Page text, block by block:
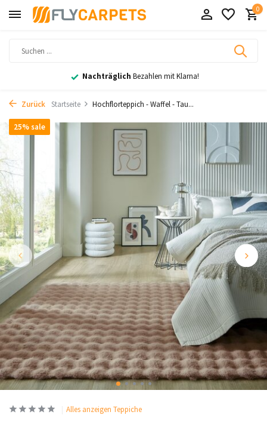
0
Nachträglich Bezahlen mit Klarna!
Zurück Startseite Hochflorteppich - Waffel - Tau...
25% sale
Alles anzeigen Teppiche